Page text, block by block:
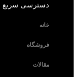
دسترسی سریع
خانه
فروشگاه
مقالات